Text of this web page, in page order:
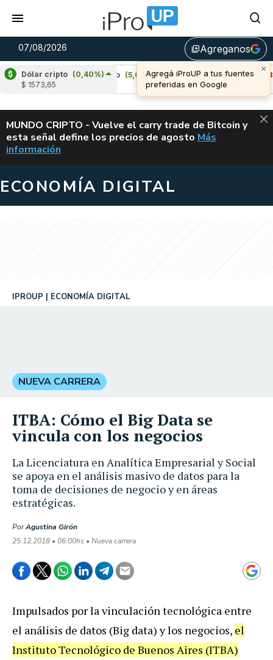
07/08/2026 library_addAgreganos
Dólar cripto (0,40%)
$ 1573,65
Cardano (5,62%)
Avalanche (-
u$s 6,40
ALERTA
MUNDO CRIPTO - Vuelve el carry trade de Bitcoin y
esta señal define los precios de agosto VUELVE EL
Más
información
ECONOMÍA DIGITAL
La Licenciatura en Analítica Empresarial y Social
se apoya en el análisis masivo de datos para la
toma de decisiones de negocio y en áreas
estratégicas.
IPROUP ECONOMÍA DIGITAL
PorAgustina Girón
25.12.2018 • 06:00hs • Nueva carrera
NUEVA CARRERA
ITBA: Cómo el Big Data se
vincula con los negocios
Impulsados por la vinculación tecnológica entre
el análisis de datos (Big data) y los negocios, el
Instituto Tecnológico de Buenos Aires (ITBA)